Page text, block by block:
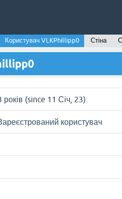
Користувач VLKPhillipp0 Стіна
років (since 11 Січ, 23)
користувач